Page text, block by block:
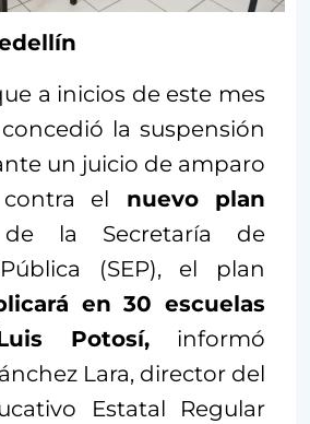
a inicios de este mes
la suspensión
un juicio de amparo
el nuevo plan
la Secretaría de
(SEP), el plan
en 30 escuelas
Potosí,informó
Lara, director del
Estatal Regular